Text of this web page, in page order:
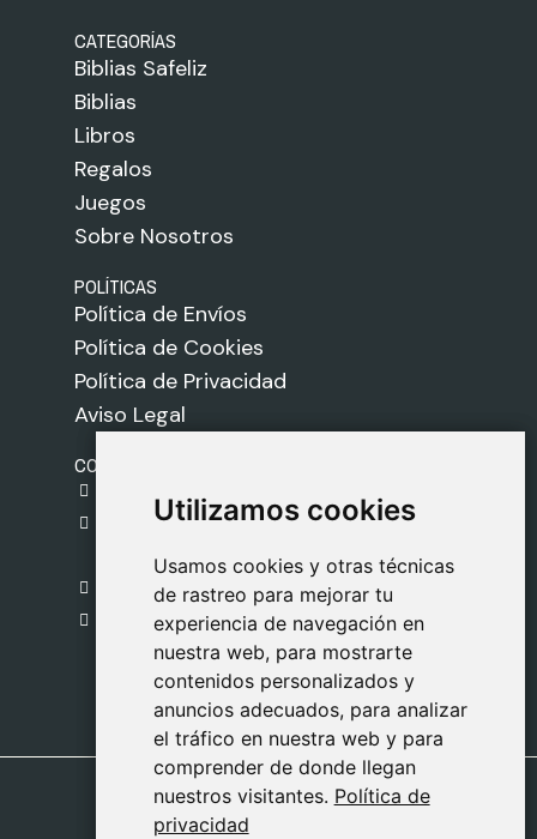
Utilizamos cookies
Usamos cookies y otras técnicas
de rastreo para mejorar tu
experiencia de navegación en
nuestra web, para mostrarte
contenidos personalizados y
anuncios adecuados, para analizar
el tráfico en nuestra web y para
comprender de donde llegan
nuestros visitantes. Política de
privacidad
Utilizamos cookies
Usamos cookies y otras técnicas
de rastreo para mejorar tu
experiencia de navegación en
nuestra web, para mostrarte
contenidos personalizados y
anuncios adecuados, para analizar
el tráfico en nuestra web y para
comprender de donde llegan
nuestros visitantes. Política de
privacidad
CATEGORÍAS
Biblias Safeliz
Biblias
Libros
Regalos
Juegos
Sobre Nosotros
POLÍTICAS
Política de Envíos
Política de Cookies
Política de Privacidad
Aviso Legal
CONTACTO
C. del Pradillo, 6, 28770 Colmenar Viejo,
Madrid
918 459 877
Lunes a Viernes
09:00 - 13:00